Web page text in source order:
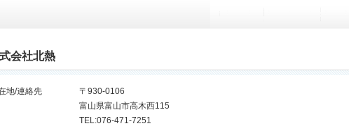
会社北熱
地/連絡先
〒930-0106
富山県富山市高木西115
TEL:076-471-7251